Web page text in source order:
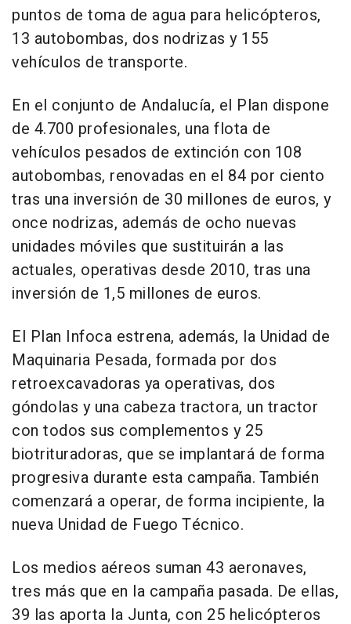
puntos de toma de agua para helicópteros,
13 autobombas, dos nodrizas y 155
vehículos de transporte.
En el conjunto de Andalucía, el Plan dispone
de 4.700 profesionales, una flota de
vehículos pesados de extinción con 108
autobombas, renovadas en el 84 por ciento
tras una inversión de 30 millones de euros, y
once nodrizas, además de ocho nuevas
unidades móviles que sustituirán a las
actuales, operativas desde 2010, tras una
inversión de 1,5 millones de euros.
El Plan Infoca estrena, además, la Unidad de
Maquinaria Pesada, formada por dos
retroexcavadoras ya operativas, dos
góndolas y una cabeza tractora, un tractor
con todos sus complementos y 25
biotrituradoras, que se implantará de forma
progresiva durante esta campaña. También
comenzará a operar, de forma incipiente, la
nueva Unidad de Fuego Técnico.
Los medios aéreos suman 43 aeronaves,
tres más que en la campaña pasada. De ellas,
39 las aporta la Junta, con 25 helicópteros